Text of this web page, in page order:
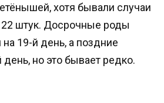
хотя бывали случаи
штук. Досрочные роды
на 19-й день, а поздние
день, но это бывает редко.